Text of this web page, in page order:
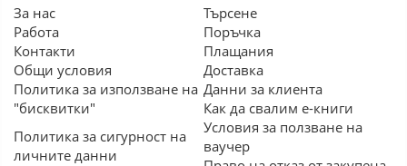
За нас
Работа
Контакти
Общи условия
Политика за използване на
"бисквитки"
Политика за сигурност на
личните данни
Търсене
Поръчка
Плащания
Доставка
Данни за клиента
Как да свалим е-книги
Условия за ползване на
ваучер